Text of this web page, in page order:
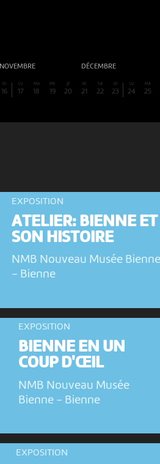
NOVEMBRE DÉCEMBRE
DI
16
LU
17
MA
18
ME
19
JE
20
VE
21
SA
22
DI
23
LU
24
MA
25
EXPOSITION
ATELIER: BIENNE ET
SON HISTOIRE
NMB Nouveau Musée Bienne
- Bienne
EXPOSITION
BIENNE EN UN
COUP D'ŒIL
NMB Nouveau Musée
Bienne - Bienne
EXPOSITION